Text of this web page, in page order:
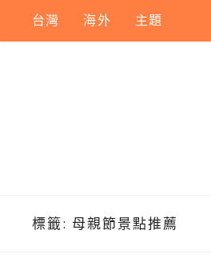
content
台灣 海外 主題
標籤: 母親節景點推薦